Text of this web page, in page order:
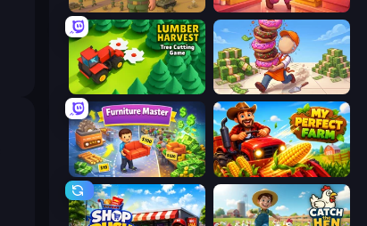
Army Base Of America Candy Packing Store
Lumber Harvest: Tree Cutting Game Donut Place
Furniture Master: Idle Tycoon My Perfect Farm